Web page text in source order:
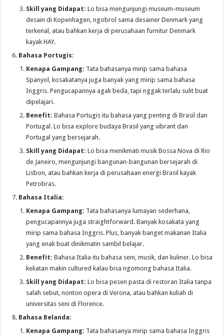
Skill yang Didapat: Lo bisa mengunjungi museum-museum
desain di Kopenhagen, ngobrol sama desainer Denmark yang
terkenal, atau bahkan kerja di perusahaan furnitur Denmark
kayak HAY.
Bahasa Portugis:
Kenapa Gampang: Tata bahasanya mirip sama bahasa
Spanyol, kosakatanya juga banyak yang mirip sama bahasa
Inggris. Pengucapannya agak beda, tapi nggak terlalu sulit buat
dipelajari.
Benefit: Bahasa Portugis itu bahasa yang penting di Brasil dan
Portugal. Lo bisa explore budaya Brasil yang vibrant dan
Portugal yang bersejarah.
Skill yang Didapat: Lo bisa menikmati musik Bossa Nova di Rio
de Janeiro, mengunjungi bangunan-bangunan bersejarah di
Lisbon, atau bahkan kerja di perusahaan energi Brasil kayak
Petrobras.
Bahasa Italia:
Kenapa Gampang: Tata bahasanya lumayan sederhana,
pengucapannya juga straightforward. Banyak kosakata yang
mirip sama bahasa Inggris. Plus, banyak banget makanan Italia
yang enak buat dinikmatin sambil belajar.
Benefit: Bahasa Italia itu bahasa seni, musik, dan kuliner. Lo bisa
keliatan makin cultured kalau bisa ngomong bahasa Italia.
Skill yang Didapat: Lo bisa pesen pasta di restoran Italia tanpa
salah sebut, nonton opera di Verona, atau bahkan kuliah di
universitas seni di Florence.
Bahasa Belanda:
Kenapa Gampang: Tata bahasanya mirip sama bahasa Inggris